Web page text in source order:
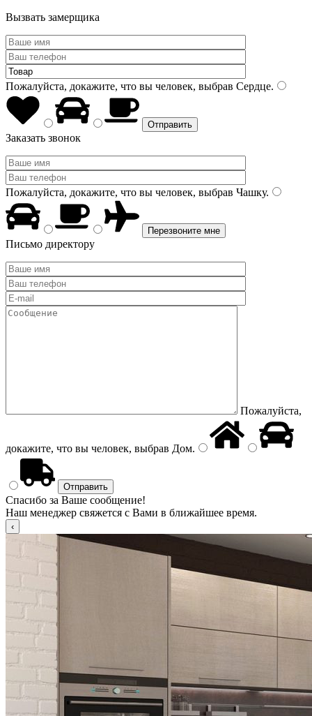
Вызвать замерщика
Пожалуйста, докажите, что вы человек, выбрав Сердце.
Заказать звонок
Пожалуйста, докажите, что вы человек, выбрав Чашку.
Письмо директору
Пожалуйста,
докажите, что вы человек, выбрав Дом.
Спасибо за Ваше сообщение!
Наш менеджер свяжется с Вами в ближайшее время.